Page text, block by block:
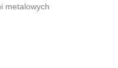
metalowych